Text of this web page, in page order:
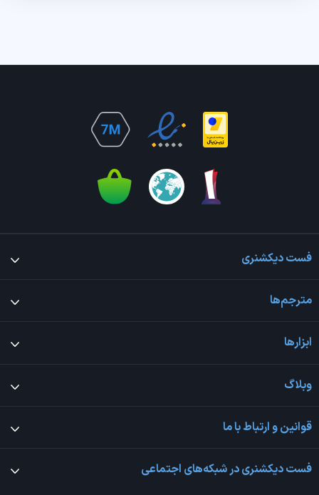
فست دیکشنری
مترجم‌ها
ابزارها
وبلاگ
قوانین و ارتباط با ما
فست دیکشنری در شبکه‌های اجتماعی